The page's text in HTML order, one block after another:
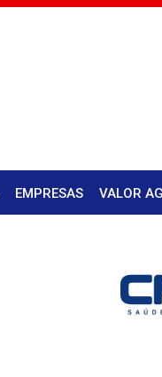
EMPRESAS VALOR